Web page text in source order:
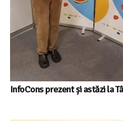
InfoCons prezent și astăzi la